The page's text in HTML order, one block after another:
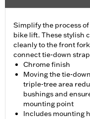
Simplify the process
bike lift. These stylish
cleanly to the front
connect tie-down
Chrome finish
Moving the tie-
triple-tree area
bushings and
mounting point
Includes mounting